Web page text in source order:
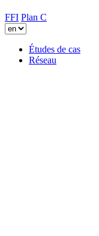
FFI Plan C
Études de cas
Réseau